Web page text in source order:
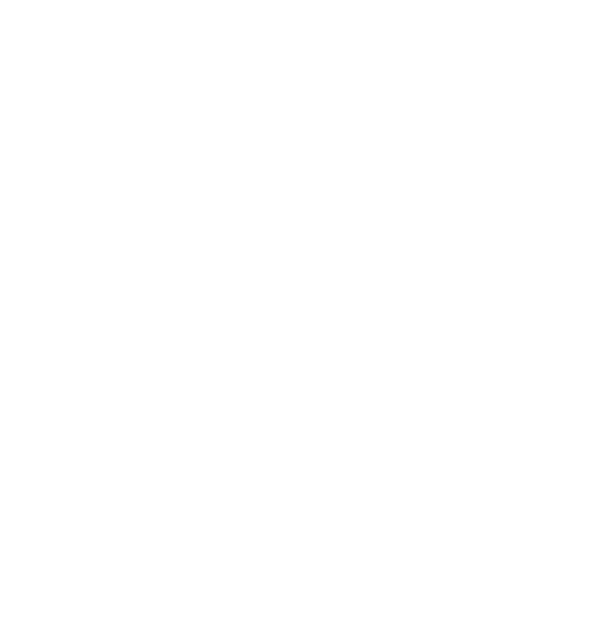
una rete globale per l’elaborazione dei pagamenti
necessaria per indirizzare un bonifico internazionale.
SWIFT per filiali diverse. In altri casi, le banche preferiscono avere
controllare le ultime cifre. Se il codice termina con XXX, significa che è il
la banca ricevente deve segnalare che non gestisce il conto del
la tua banca e chiedi di annullare la transazione.